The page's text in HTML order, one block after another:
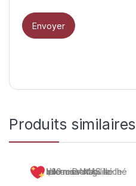
Produits similaires